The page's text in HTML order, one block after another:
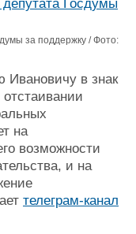
флота
за поддержку / Фото:
Ивановичу в знак
на
возможности
и на
телеграм-канал